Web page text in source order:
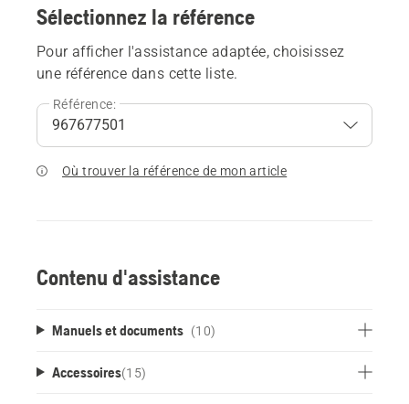
Sélectionnez la référence
Pour afficher l'assistance adaptée, choisissez
une référence dans cette liste.
Référence:
Où trouver la référence de mon article
Contenu d'assistance
Manuels et documents (10)
Accessoires(15)